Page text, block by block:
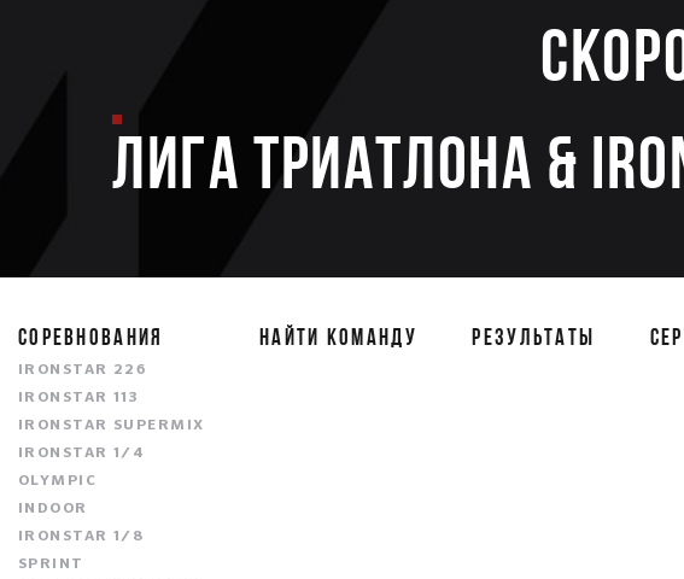
ЛИГА ТРИАТЛОНА &
СОРЕВНОВАНИЯ
IRONSTAR 226
IRONSTAR 113
IRONSTAR SUPERMIX
IRONSTAR 1/4
OLYMPIC
INDOOR
IRONSTAR 1/8
SPRINT
НАЙТИ КОМАНДУ РЕЗУЛЬТАТЫ